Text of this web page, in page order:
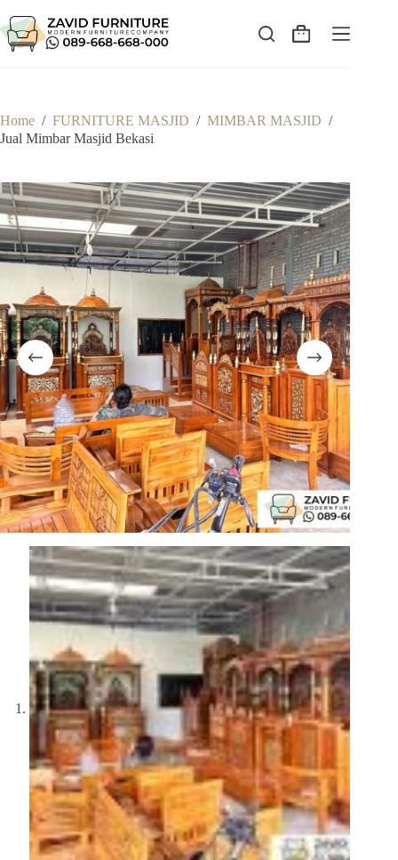
to
content
Shopping
Home / FURNITURE MASJID / MIMBAR MASJID /
Jual Mimbar Masjid Bekasi